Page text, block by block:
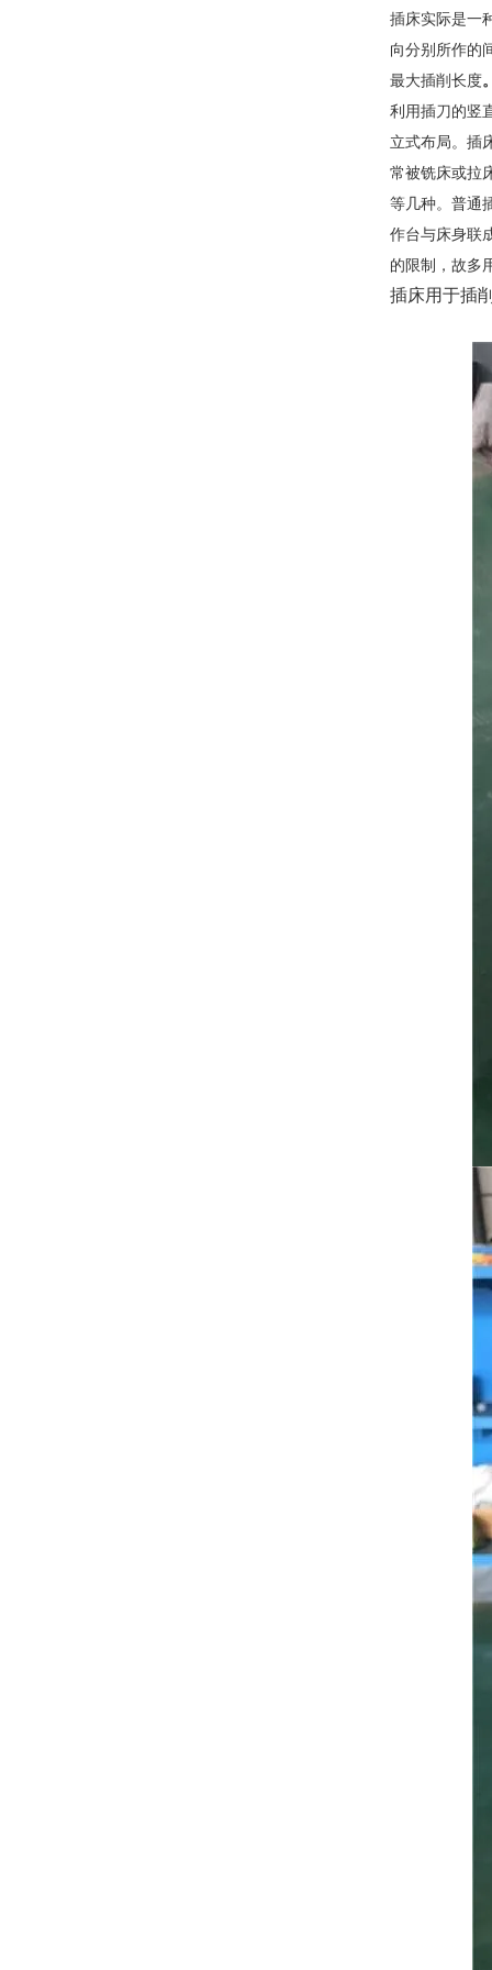
插床实际是一
向分别所作的
最大插削长度
利用插刀的竖
立式布局。插
常被铣床或拉
等几种。普通
作台与床身联
的限制，故多
插床用于插